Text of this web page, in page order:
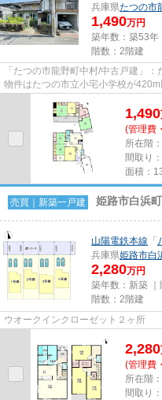
兵庫県たつの市
1,490万円
築年数：築53年
階数：2階建
「たつの市龍野町中村/中古戸建」
物件はたつの市立小宅小学校が
1,490
(管理費
所在階
間取り
面積：
売買｜新築一戸建 姫路市白浜
山陽電鉄本線 「
兵庫県姫路市白
2,280万円
築年数：新築 ｜
階数：2階建
ウオークインクローゼット２ヶ所
2,280
(管理費
所在階
間取り